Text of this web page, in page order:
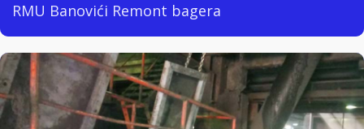
RMU Banovići Remont bagera